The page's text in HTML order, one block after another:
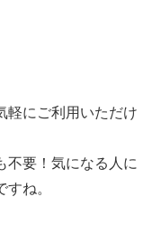
軽にご利用いただけ
不要！気になる人に
ね。